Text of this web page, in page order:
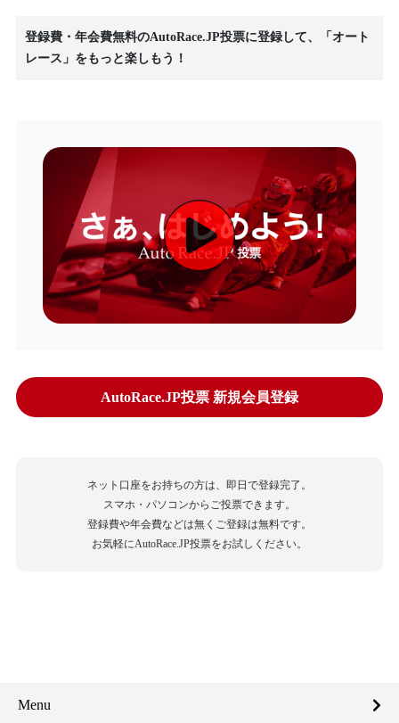
登録費・年会費無料のAutoRace.JP投票に登録して、「オート
レース」をもっと楽しもう！
AutoRace.JP投票 新規会員登録
ネット口座をお持ちの方は、即日で登録完了。
スマホ・パソコンからご投票できます。
登録費や年会費などは無くご登録は無料です。
お気軽にAutoRace.JP投票をお試しください。
Menu